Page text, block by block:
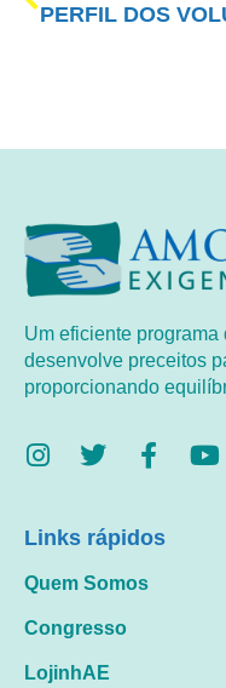
Um eficiente
desenvolve preceitos
proporcionando
Links rápidos
Quem Somos
Congresso
LojinhAE